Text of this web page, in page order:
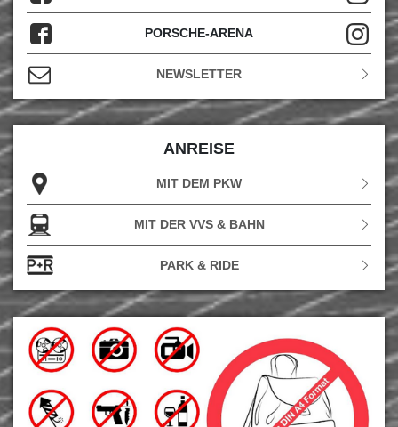
PORSCHE-ARENA
NEWSLETTER
ANREISE
MIT DEM PKW
MIT DER VVS & BAHN
PARK & RIDE